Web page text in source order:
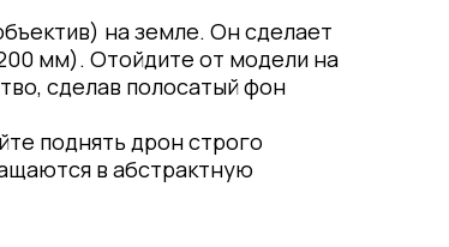
на земле. Он сделает
мм). Отойдите от модели на
сделав полосатый фон
поднять дрон строго
в абстрактную